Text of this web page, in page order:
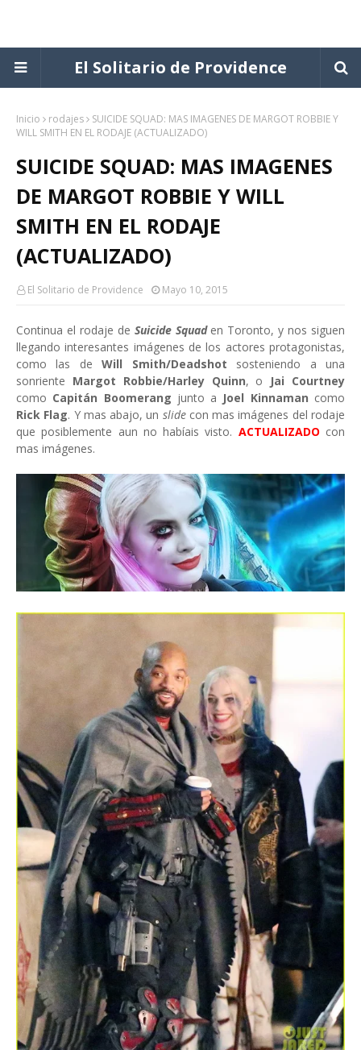
El Solitario de Providence
Inicio rodajes
SUICIDE SQUAD: MAS IMAGENES DE MARGOT ROBBIE Y
WILL SMITH EN EL RODAJE (ACTUALIZADO)
SUICIDE SQUAD: MAS IMAGENES
DE MARGOT ROBBIE Y WILL
SMITH EN EL RODAJE
(ACTUALIZADO)
El Solitario de Providence Mayo 10, 2015
Continua el rodaje de Suicide Squad en Toronto, y nos siguen
llegando interesantes imágenes de los actores protagonistas,
como las deWill Smith/Deadshot sosteniendo a una
sonriente Margot Robbie/Harley Quinn, o Jai Courtney
como Capitán Boomerang junto a Joel Kinnaman como
Rick Flag. Y mas abajo, un slide con mas imágenes del rodaje
que posiblemente aun no habíais visto. ACTUALIZADO con
mas imágenes.